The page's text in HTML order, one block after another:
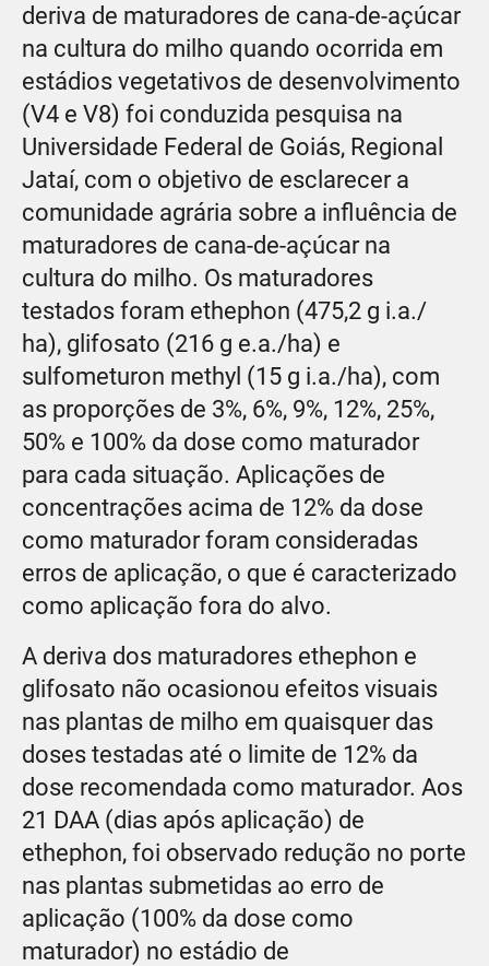
deriva de maturadores de cana-de-açúcar
na cultura do milho quando ocorrida em
estádios vegetativos de desenvolvimento
(V4 e V8) foi conduzida pesquisa na
Universidade Federal de Goiás, Regional
Jataí, com o objetivo de esclarecer a
comunidade agrária sobre a influência de
maturadores de cana-de-açúcar na
cultura do milho. Os maturadores
testados foram ethephon (475,2 g i.a./
ha), glifosato (216 g e.a./ha) e
sulfometuron methyl (15 g i.a./ha), com
as proporções de 3%, 6%, 9%, 12%, 25%,
50% e 100% da dose como maturador
para cada situação. Aplicações de
concentrações acima de 12% da dose
como maturador foram consideradas
erros de aplicação, o que é caracterizado
como aplicação fora do alvo.
A deriva dos maturadores ethephon e
glifosato não ocasionou efeitos visuais
nas plantas de milho em quaisquer das
doses testadas até o limite de 12% da
dose recomendada como maturador. Aos
21 DAA (dias após aplicação) de
ethephon, foi observado redução no porte
nas plantas submetidas ao erro de
aplicação (100% da dose como
maturador) no estádio de